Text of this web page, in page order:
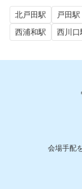
北戸田駅 戸田駅
西浦和駅
西川口
会場手配